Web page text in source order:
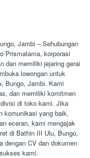
Jambi – Sehubungan
Prismatama, korporasi
dan memiliki jejaring gerai
lowongan untuk
Bungo, Jambi. Kami
dan memiliki komitmen
di toko kami. Jika
komunikasi yang baik,
eceran, kami mengajak
di Bathin III Ulu, Bungo,
dengan CV dan dokumen
kami.